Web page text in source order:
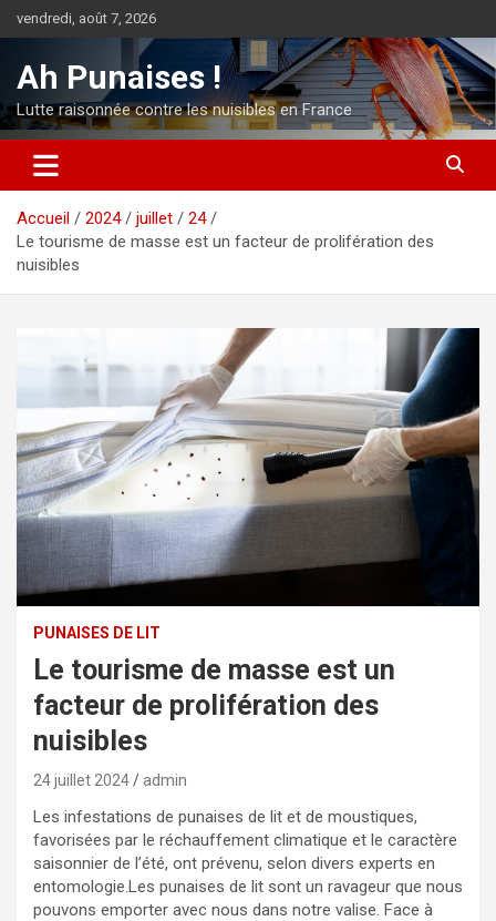
au
vendredi, août 7, 2026
Ah Punaises !
Lutte raisonnée contre les nuisibles en France
Accueil 2024 juillet
24
Le tourisme de masse est un facteur de prolifération des
nuisibles
PUNAISES DE LIT
Le tourisme de masse est un
facteur de prolifération des
nuisibles
24 juillet 2024 admin
Les infestations de punaises de lit et de moustiques,
favorisées par le réchauffement climatique et le caractère
saisonnier de l’été, ont prévenu, selon divers experts en
entomologie.Les punaises de lit sont un ravageur que nous
pouvons emporter avec nous dans notre valise. Face à